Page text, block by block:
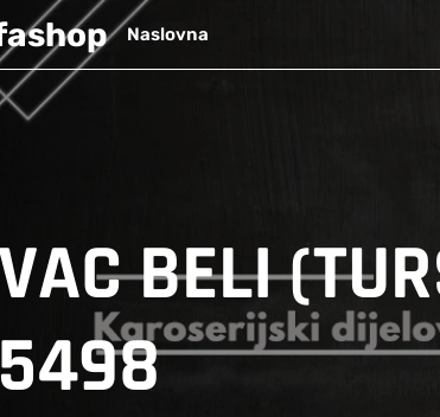
Naslovna
BELI